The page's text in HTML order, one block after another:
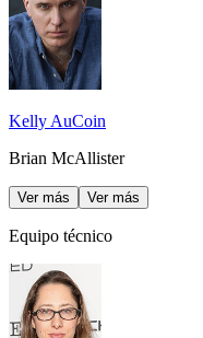
Kelly AuCoin
Brian McAllister
Ver más Ver más
Equipo técnico